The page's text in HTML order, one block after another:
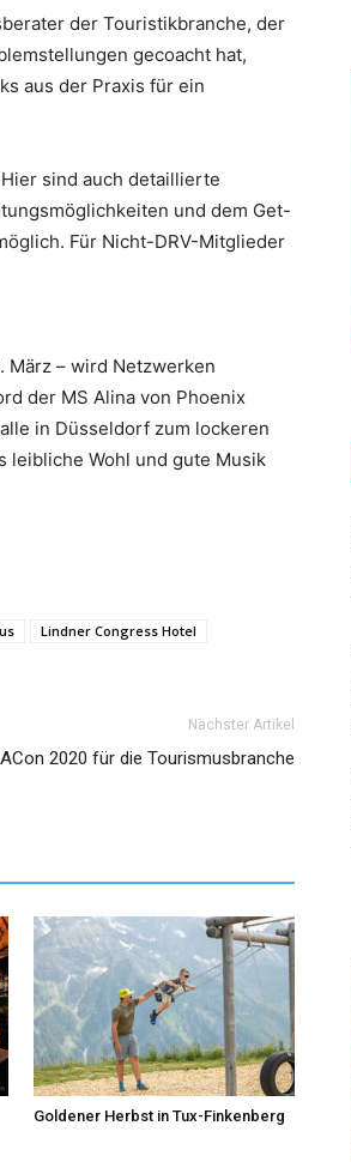
der Touristikbranche, der
gecoacht hat,
aus der Praxis für ein
sind auch detaillierte
und dem Get-
Für Nicht-DRV-Mitglieder
März – wird Netzwerken
der MS Alina von Phoenix
in Düsseldorf zum lockeren
leibliche Wohl und gute Musik
Lindner Congress Hotel
Nächster Artikel
2020 für die Tourismusbranche
Goldener Herbst in Tux-Finkenberg